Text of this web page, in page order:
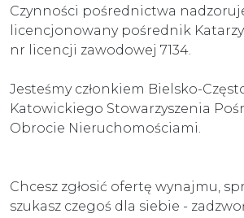
Czynności pośrednictwa
licencjonowany pośrednik
nr licencji zawodowej 7134.
Jesteśmy członkiem Bielsko-
Katowickiego Stowarzyszenia
Obrocie Nieruchomościami.
Chcesz zgłosić ofertę wynajmu,
szukasz czegoś dla siebie -